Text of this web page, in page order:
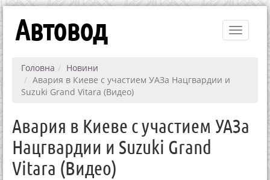
Toggle
Автовод
Головна
Новини
Авария в Киеве с участием УАЗа Нацгвардии и
Suzuki Grand Vitara (Видео)
Авария в Киеве с участием УАЗа
Нацгвардии и Suzuki Grand
Vitara (Видео)